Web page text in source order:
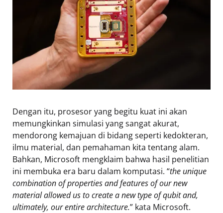
Dengan itu, prosesor yang begitu kuat ini akan
memungkinkan simulasi yang sangat akurat,
mendorong kemajuan di bidang seperti kedokteran,
ilmu material, dan pemahaman kita tentang alam.
Bahkan, Microsoft mengklaim bahwa hasil penelitian
ini membuka era baru dalam komputasi. “the unique
combination of properties and features of our new
material allowed us to create a new type of qubit and,
ultimately, our entire architecture.” kata Microsoft.